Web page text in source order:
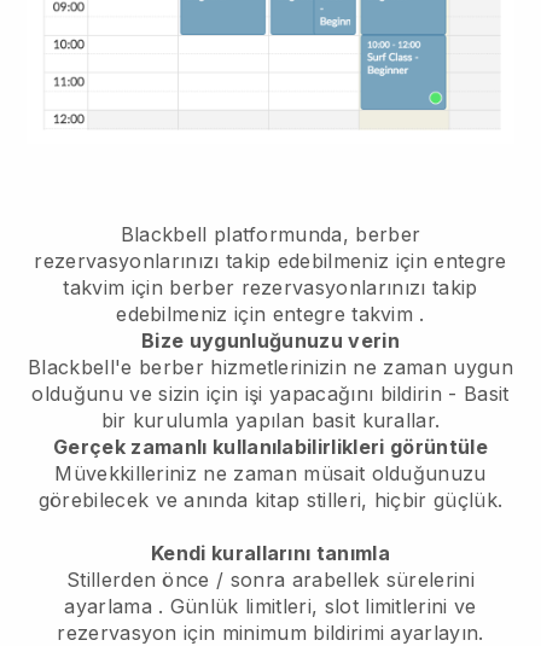
Blackbell platformunda, berber
rezervasyonlarınızı takip edebilmeniz için entegre
takvim için berber rezervasyonlarınızı takip
edebilmeniz için entegre takvim .
Bize uygunluğunuzu verin
Blackbell'e berber hizmetlerinizin ne zaman uygun
olduğunu ve sizin için işi yapacağını bildirin - Basit
bir kurulumla yapılan basit kurallar.
Gerçek zamanlı kullanılabilirlikleri görüntüle
Müvekkilleriniz ne zaman müsait olduğunuzu
görebilecek ve anında kitap stilleri, hiçbir güçlük.
Kendi kurallarını tanımla
Stillerden önce / sonra arabellek sürelerini
ayarlama . Günlük limitleri, slot limitlerini ve
rezervasyon için minimum bildirimi ayarlayın.